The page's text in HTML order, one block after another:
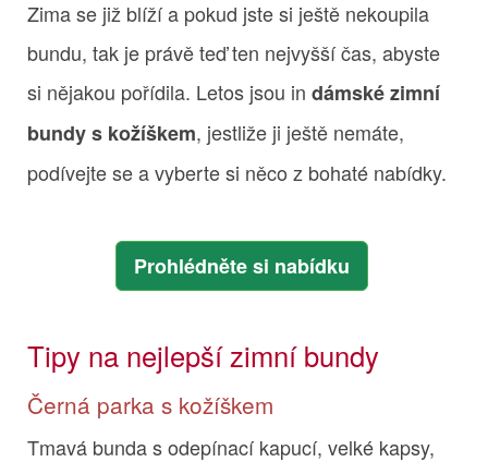
Zima se již blíží a pokud jste si ještě nekoupila
bundu, tak je právě teď ten nejvyšší čas, abyste
si nějakou pořídila. Letos jsou in dámské zimní
bundy s kožíškem, jestliže ji ještě nemáte,
podívejte se a vyberte si něco z bohaté nabídky.
Prohlédněte si nabídku
Tipy na nejlepší zimní bundy
Černá parka s kožíškem
Tmavá bunda s odepínací kapucí, velké kapsy,